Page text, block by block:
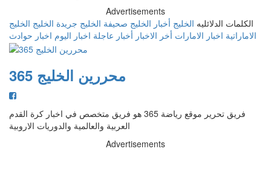
Advertisements
الكلمات الدلائليه الخليج أخبار الخليج صحيفة الخليج جريدة الخليج الخليج
الاماراتية اخبار الامارات أخر الاخبار أخبار عاجلة اخبار اليوم اخبار حوادث
محررين الخليج 365
فريق تحرير موقع رياضة 365 هو فريق متخصص في اخبار كرة القدم
العربية والعالمية والدوريات الاروبية
Advertisements